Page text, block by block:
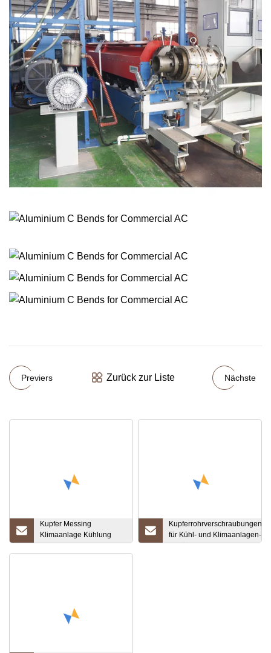
Previers Zurück zur Liste Nächste
Kupfer Messing
Klimaanlage Kühlung
Zugangsventil Heizung
Kupferrohrverschraubungen
für Kühl- und Klimaanlagen-
T-Stücke